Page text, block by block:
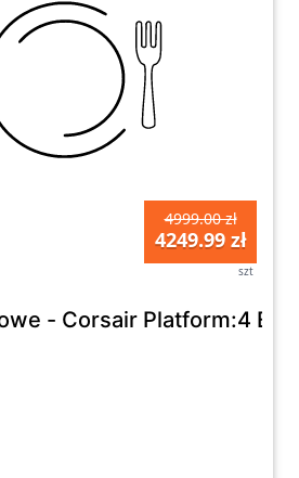
4999.00 zł
4249.99 zł
szt
- Corsair Platform:4